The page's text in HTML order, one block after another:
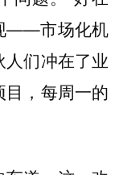
——市场化机
们冲在了业
，每周一的